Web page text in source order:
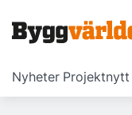
Nyheter Projektnytt